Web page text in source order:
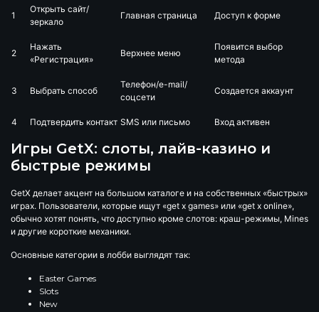
1
Открыть сайт/
зеркало
Главная страница Доступ к форме
2
Нажать
«Регистрация»
Верхнее меню
Появится выбор
метода
3 Выбрать способ
Телефон/e-mail/
соцсети
Создается аккаунт
4 Подтвердить контакт SMS или письмо Вход активен
Игры GetX: слоты, лайв-казино и
быстрые режимы
GetX делает акцент на большом каталоге и на собственных «быстрых»
играх. Пользователи, которые ищут «get x games» или «get x online»,
обычно хотят понять, что доступно кроме слотов: краш-режимы, Mines
и другие короткие механики.
Основные категории в лобби выглядят так:
Easter Games
Slots
New